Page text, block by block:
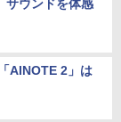
サウンドを体感
AINOTE 2」は